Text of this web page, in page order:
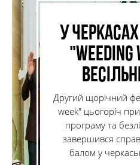
У
"Weeding
Другий щорічний
week" цьогоріч
програму та
завершився
балом у